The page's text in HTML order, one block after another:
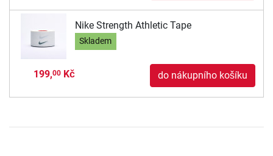
Nike Strength Athletic Tape
Skladem
199,00Kč do nákupního košíku